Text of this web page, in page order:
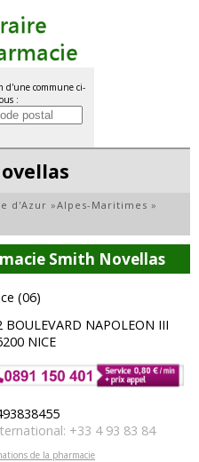
d'une commune ci-
:
d'Azur »Alpes-Maritimes »
Smith Novellas
(06)
BOULEVARD NAPOLEON III
NICE
+33 4 93 83 84
de la pharmacie